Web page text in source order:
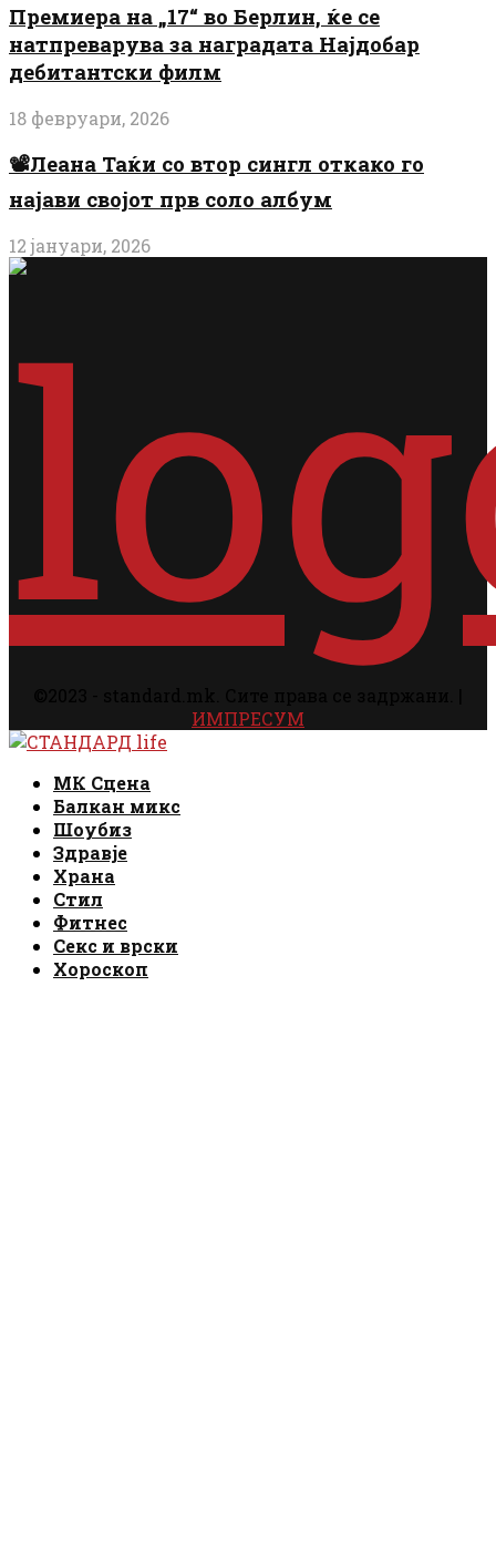
Премиера на „17“ во Берлин, ќе се
натпреварува за наградата Најдобар
дебитантски филм
18 февруари, 2026
📽️Леана Таќи со втор сингл откако го
најави својот прв соло албум
12 јануари, 2026
ИМПРЕСУМ
Facebook
Instagram
Email
Rss
МК Сцена
Балкан микс
Шоубиз
Здравје
Храна
Стил
Фитнес
Секс и врски
Хороскоп